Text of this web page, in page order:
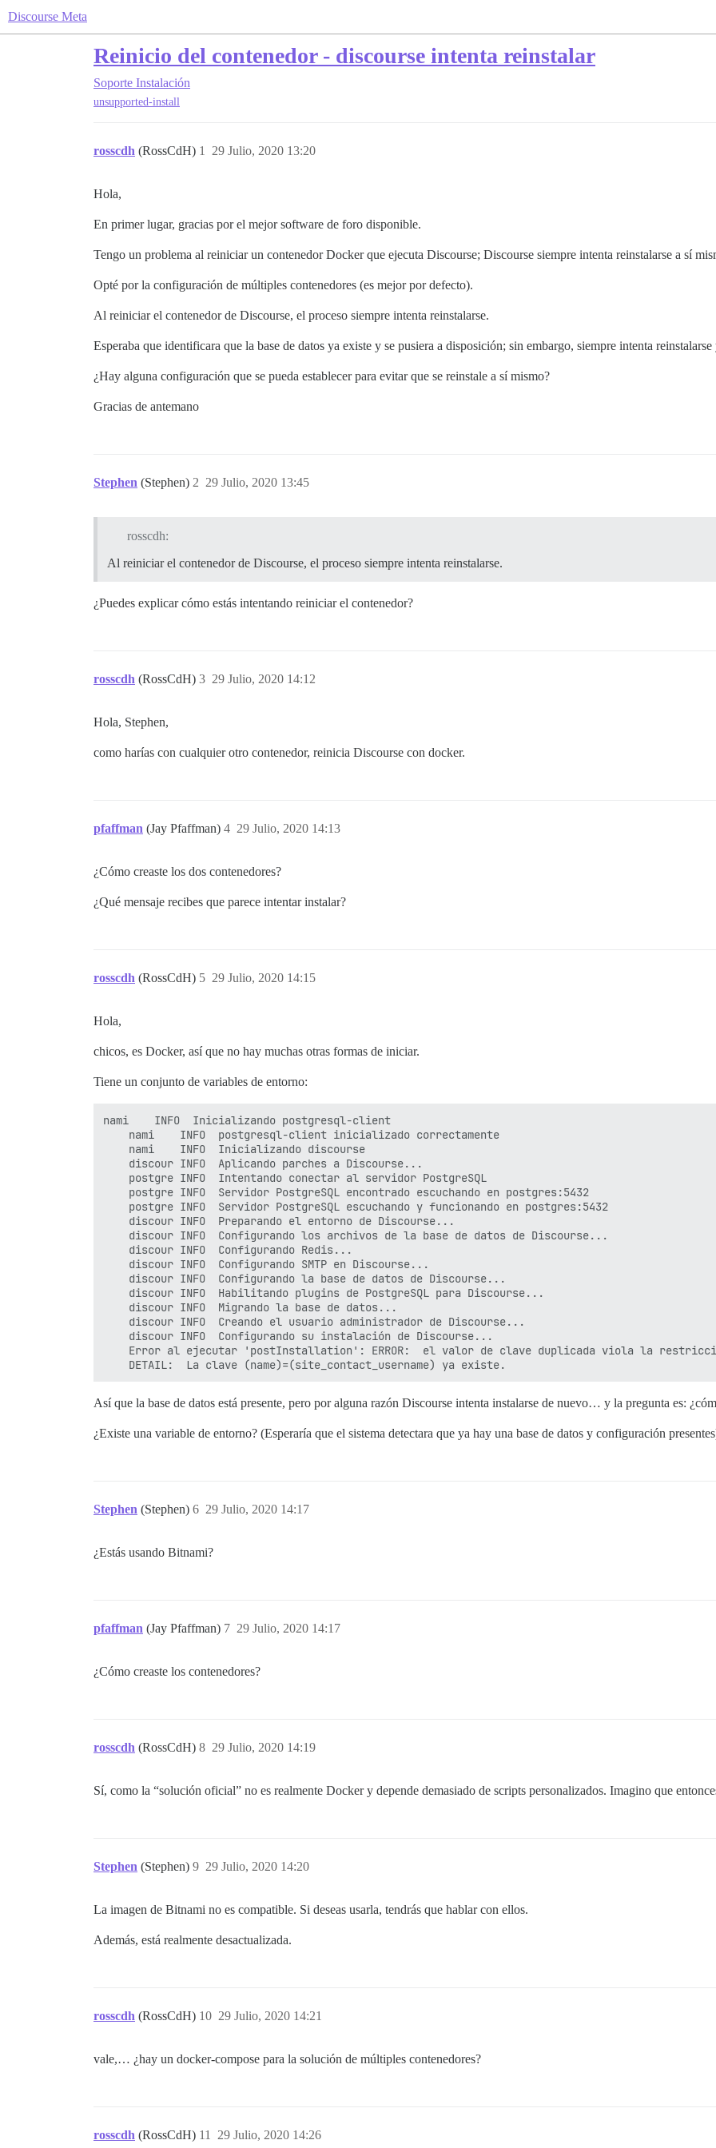
Discourse Meta
Reinicio del contenedor - discourse intenta reinstalar
Soporte Instalación
unsupported-install
rosscdh (RossCdH) 29 Julio, 2020 13:20
1
Hola,
En primer lugar, gracias por el mejor software de foro disponible.
Tengo un problema al reiniciar un contenedor Docker que ejecuta Discourse; Discourse siempre intenta reinstalarse a sí
Opté por la configuración de múltiples contenedores (es mejor por defecto).
Al reiniciar el contenedor de Discourse, el proceso siempre intenta reinstalarse.
Esperaba que identificara que la base de datos ya existe y se pusiera a disposición; sin embargo, siempre intenta
¿Hay alguna configuración que se pueda establecer para evitar que se reinstale a sí mismo?
Gracias de antemano
Stephen (Stephen) 29 Julio, 2020 13:45
2
rosscdh:
Al reiniciar el contenedor de Discourse, el proceso siempre intenta reinstalarse.
¿Puedes explicar cómo estás intentando reiniciar el contenedor?
rosscdh (RossCdH) 29 Julio, 2020 14:12
3
Hola, Stephen,
como harías con cualquier otro contenedor, reinicia Discourse con docker.
pfaffman (Jay Pfaffman) 29 Julio, 2020 14:13
4
¿Cómo creaste los dos contenedores?
¿Qué mensaje recibes que parece intentar instalar?
rosscdh (RossCdH) 29 Julio, 2020 14:15
5
Hola,
chicos, es Docker, así que no hay muchas otras formas de iniciar.
Tiene un conjunto de variables de entorno:
nami    INFO  Inicializando postgresql-client
    nami    INFO  postgresql-client inicializado correctamente
    nami    INFO  Inicializando discourse
    discour INFO  Aplicando parches a Discourse...
    postgre INFO  Intentando conectar al servidor PostgreSQL
    postgre INFO  Servidor PostgreSQL encontrado escuchando en postgres:5432
    postgre INFO  Servidor PostgreSQL escuchando y funcionando en postgres:5432
    discour INFO  Preparando el entorno de Discourse...
    discour INFO  Configurando los archivos de la base de datos de Discourse...
    discour INFO  Configurando Redis...
    discour INFO  Configurando SMTP en Discourse...
    discour INFO  Configurando la base de datos de Discourse...
    discour INFO  Habilitando plugins de PostgreSQL para Discourse...
    discour INFO  Migrando la base de datos...
    discour INFO  Creando el usuario administrador de Discourse...
    discour INFO  Configurando su instalación de Discourse...
Error al ejecutar 'postInstallation': ERROR:  el valor de clave duplicada viola la
Así que la base de datos está presente, pero por alguna razón Discourse intenta instalarse de nuevo… y la pregunta es:
¿Existe una variable de entorno? (Esperaría que el sistema detectara que ya hay una base de datos y configuración
Stephen (Stephen) 29 Julio, 2020 14:17
6
¿Estás usando Bitnami?
pfaffman (Jay Pfaffman) 29 Julio, 2020 14:17
7
¿Cómo creaste los contenedores?
rosscdh (RossCdH) 29 Julio, 2020 14:19
8
Sí, como la “solución oficial” no es realmente Docker y depende demasiado de scripts personalizados. Imagino que
Stephen (Stephen) 29 Julio, 2020 14:20
9
La imagen de Bitnami no es compatible. Si deseas usarla, tendrás que hablar con ellos.
Además, está realmente desactualizada.
rosscdh (RossCdH) 29 Julio, 2020 14:21
10
vale,… ¿hay un docker-compose para la solución de múltiples contenedores?
rosscdh (RossCdH) 29 Julio, 2020 14:26
11